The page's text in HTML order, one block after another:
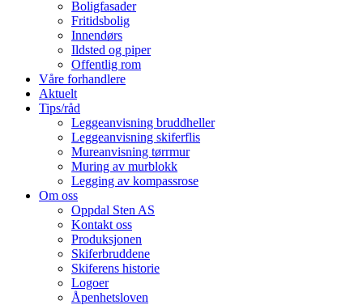
Boligfasader
Fritidsbolig
Innendørs
Ildsted og piper
Offentlig rom
Våre forhandlere
Aktuelt
Tips/råd
Leggeanvisning bruddheller
Leggeanvisning skiferflis
Mureanvisning tørrmur
Muring av murblokk
Legging av kompassrose
Om oss
Oppdal Sten AS
Kontakt oss
Produksjonen
Skiferbruddene
Skiferens historie
Logoer
Åpenhetsloven